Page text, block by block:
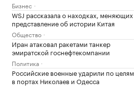
Бизнес
WSJ рассказала о находках, меняющих
представление об истории Китая
Общество
Иран атаковал ракетами танкер
эмиратской госнефтекомпании
Политика
Российские военные ударили по целям
в портах Николаев и Одесса